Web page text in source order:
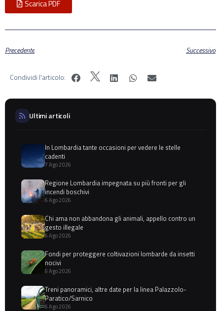
Scarica PDF
Precedente Successivo
Condividi l'articolo:
Ultimi articoli
In Lombardia tante occasioni per vedere le stelle
cadenti
7 Ago 2026
Regione Lombardia impegnata su più fronti per gli
incendi boschivi
6 Ago 2026
Chi ama non abbandona gli animali, appello contro un
gesto illegale
6 Ago 2026
Fondi per proteggere coltivazioni lombarde da insetti
nocivi
6 Ago 2026
Treni panoramici, altre date per la linea Palazzolo-
Paratico/Sarnico
6 Ago 2026